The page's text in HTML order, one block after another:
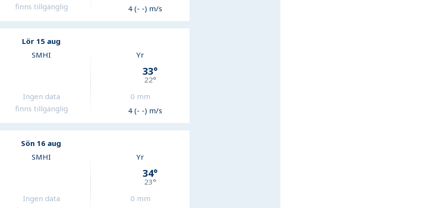
finns tillgänglig
4 (- -) m/s
Lör 15 aug
SMHI
Ingen data
finns tillgänglig
Yr
33°
22°
0 mm
4 (- -) m/s
Sön 16 aug
SMHI
Ingen data
Yr
34°
23°
0 mm